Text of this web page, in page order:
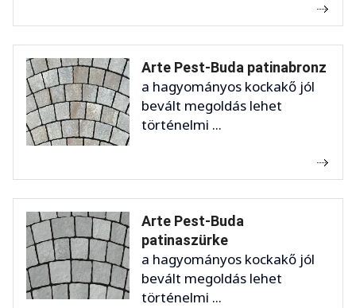
Arte Pest-Buda patinabronz
a hagyományos kockakő jól
bevált megoldás lehet
történelmi ...
Arte Pest-Buda
patinaszürke
a hagyományos kockakő jól
bevált megoldás lehet
történelmi ...